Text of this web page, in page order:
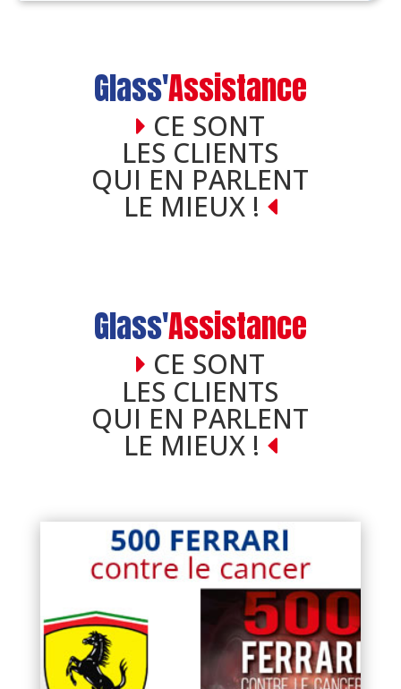
Glass'Assistance
CE SONT
LES CLIENTS
QUI EN PARLENT
LE MIEUX !
Glass'Assistance
CE SONT
LES CLIENTS
QUI EN PARLENT
LE MIEUX !